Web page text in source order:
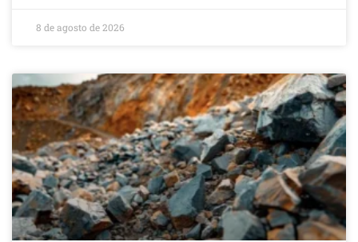
8 de agosto de 2026